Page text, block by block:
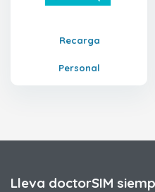
Recarga
Personal
Lleva doctorSIM